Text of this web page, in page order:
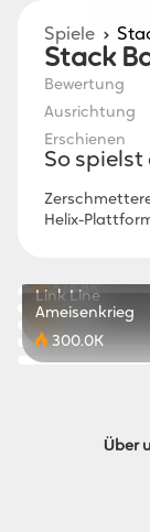
Spiele
Stack
Bewertung
Ausrichtung
Erschienen
So spielst
Helix-
674.8K
423.7K
Link Line
Ameisenkrieg
300.0K
Über